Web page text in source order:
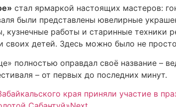
стал ярмаркой настоящих мастеров:
были представлены ювелирные
кузнечные работы и старинные
своих детей. Здесь можно было не
полностью оправдал своё название –
– от первых до последних минут.
края приняли участие в